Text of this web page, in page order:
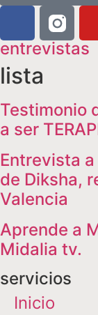
entrevistas
lista
Testimonio
a ser
Entrevista
de Diksha,
Valencia
Aprende a
Midalia tv.
servicios
Inicio